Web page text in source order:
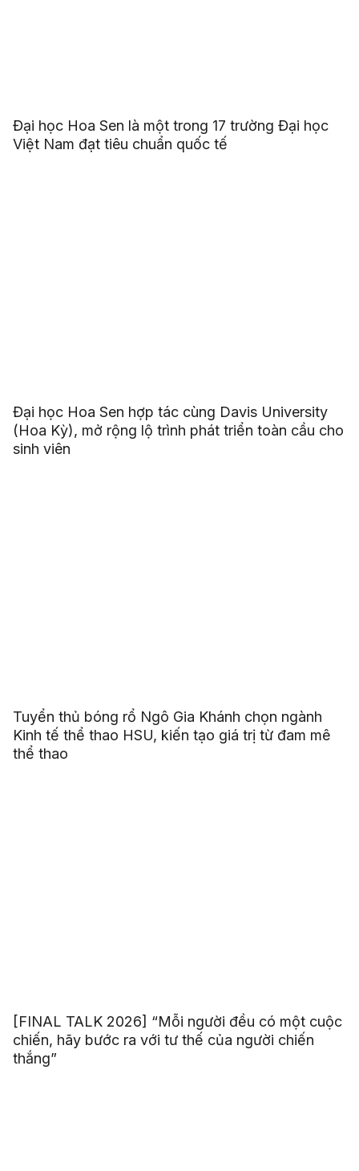
Đại học Hoa Sen là một trong 17 trường Đại học
Việt Nam đạt tiêu chuẩn quốc tế
Đại học Hoa Sen hợp tác cùng Davis University
(Hoa Kỳ), mở rộng lộ trình phát triển toàn cầu cho
sinh viên
Tuyển thủ bóng rổ Ngô Gia Khánh chọn ngành
Kinh tế thể thao HSU, kiến tạo giá trị từ đam mê
thể thao
[FINAL TALK 2026] “Mỗi người đều có một cuộc
chiến, hãy bước ra với tư thế của người chiến
thắng”